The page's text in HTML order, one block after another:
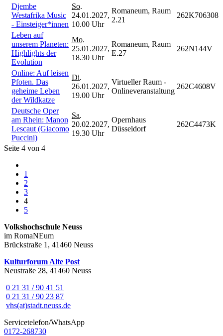
Djembe
Westafrika Music
- Einsteiger*innen
So.
24.01.2027,
10.00 Uhr
Romaneum, Raum
2.21
262K706308
Leben auf
unserem Planeten:
Highlights der
Evolution
Mo.
25.01.2027,
18.30 Uhr
Romaneum, Raum
E.27
262N144V
Online: Auf leisen
Pfoten. Das
geheime Leben
der Wildkatze
Di.
26.01.2027,
19.00 Uhr
Virtueller Raum -
Onlineveranstaltung
262C4608V
Deutsche Oper
am Rhein: Manon
Lescaut (Giacomo
Puccini)
Sa.
20.02.2027,
19.30 Uhr
Opernhaus
Düsseldorf
262C4473K
Seite 4 von 4
1
2
3
4
5
Volkshochschule Neuss
im RomaNEum
Brückstraße 1, 41460 Neuss
Kulturforum Alte Post
Neustraße 28, 41460 Neuss
0 21 31 / 90 41 51
0 21 31 / 90 23 87
vhs(at)stadt.neuss.de
Servicetelefon/WhatsApp
0172-268730